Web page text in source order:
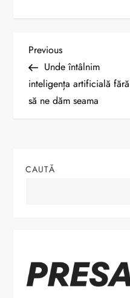
N
a
v
g
e
î
Previous
Post
Previous
Unde întâlnim
inteligența artificială fără
să ne dăm seama
CAUTĂ